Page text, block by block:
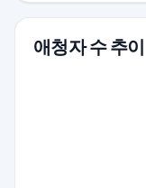
애청자 수 추이